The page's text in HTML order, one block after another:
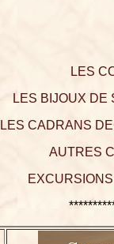
LES
LES BIJOUX DE
LES CADRANS
AUTRES